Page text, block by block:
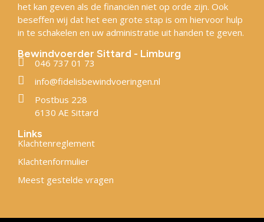
het kan geven als de financiën niet op orde zijn. Ook
beseffen wij dat het een grote stap is om hiervoor hulp
in te schakelen en uw administratie uit handen te geven.
Bewindvoerder Sittard - Limburg
046 737 01 73
info@fidelisbewindvoeringen.nl
Postbus 228
6130 AE Sittard
Links
Klachtenreglement
Klachtenformulier
Meest gestelde vragen